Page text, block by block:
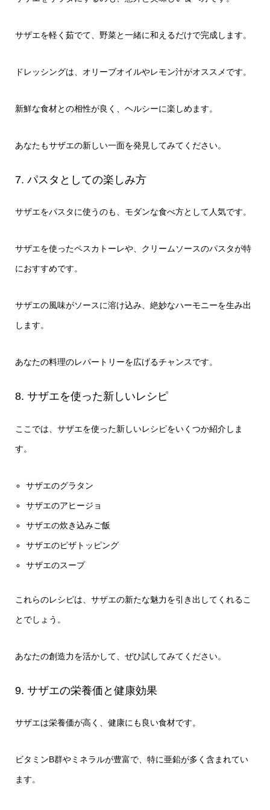
サザエを軽く茹でて、野菜と一緒に和えるだけで完成します。
ドレッシングは、オリーブオイルやレモン汁がオススメです。
新鮮な食材との相性が良く、ヘルシーに楽しめます。
あなたもサザエの新しい一面を発見してみてください。
7. パスタとしての楽しみ方
サザエをパスタに使うのも、モダンな食べ方として人気です。
サザエを使ったペスカトーレや、クリームソースのパスタが特
におすすめです。
サザエの風味がソースに溶け込み、絶妙なハーモニーを生み出
します。
あなたの料理のレパートリーを広げるチャンスです。
8. サザエを使った新しいレシピ
ここでは、サザエを使った新しいレシピをいくつか紹介しま
す。
サザエのグラタン
サザエのアヒージョ
サザエの炊き込みご飯
サザエのピザトッピング
サザエのスープ
これらのレシピは、サザエの新たな魅力を引き出してくれるこ
とでしょう。
あなたの創造力を活かして、ぜひ試してみてください。
9. サザエの栄養価と健康効果
サザエは栄養価が高く、健康にも良い食材です。
ビタミンB群やミネラルが豊富で、特に亜鉛が多く含まれてい
ます。